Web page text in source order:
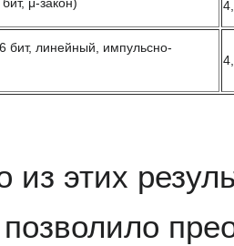
бит, линейный, импульсно-
из этих